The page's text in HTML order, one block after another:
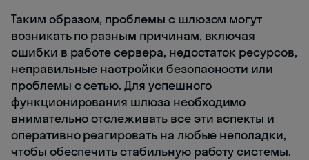
Таким образом, проблемы с шлюзом могут
возникать по разным причинам, включая
ошибки в работе сервера, недостаток ресурсов,
неправильные настройки безопасности или
проблемы с сетью. Для успешного
функционирования шлюза необходимо
внимательно отслеживать все эти аспекты и
оперативно реагировать на любые неполадки,
чтобы обеспечить стабильную работу системы.